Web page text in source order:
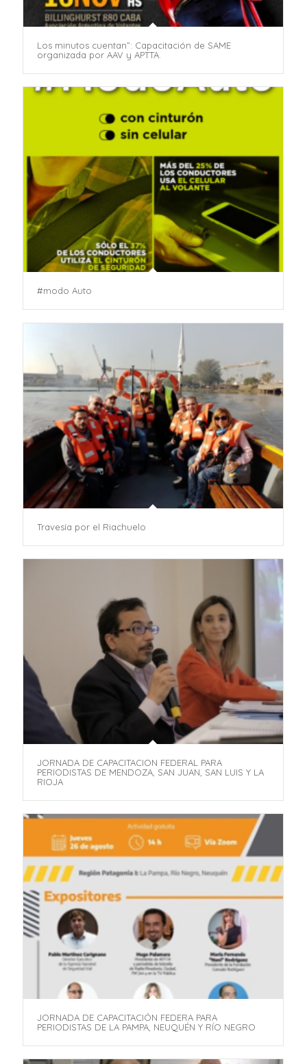
Los minutos cuentan”: Capacitación de SAME
organizada por AAV y APTTA.
#modo Auto
Travesía por el Riachuelo
JORNADA DE CAPACITACION FEDERAL PARA
PERIODISTAS DE MENDOZA, SAN JUAN, SAN LUIS Y LA
RIOJA
JORNADA DE CAPACITACIÓN FEDERA PARA
PERIODISTAS DE LA PAMPA, NEUQUÉN Y RÍO NEGRO